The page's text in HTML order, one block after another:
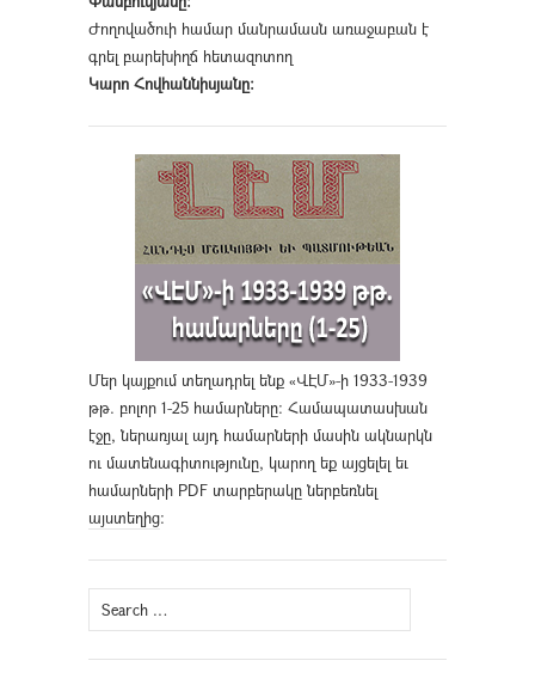
Ժողովածուի համար մանրամասն առաջաբան է
գրել բարեխիղճ հետազոտող
Կարո Հովհաննիսյանը։
Մեր կայքում տեղադրել ենք «ՎԷՄ»-ի 1933-1939
թթ. բոլոր 1-25 համարները։ Համապատասխան
էջը, ներառյալ այդ համարների մասին ակնարկն
ու մատենագիտությունը, կարող եք այցելել եւ
համարների PDF տարբերակը ներբեռնել
այստեղից։
Search
for: